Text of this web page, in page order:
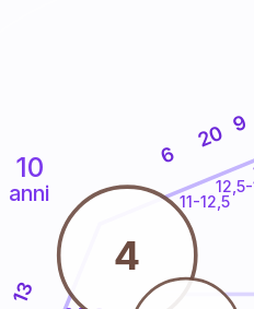
10
anni 11-12,5
13
6
20 9
4